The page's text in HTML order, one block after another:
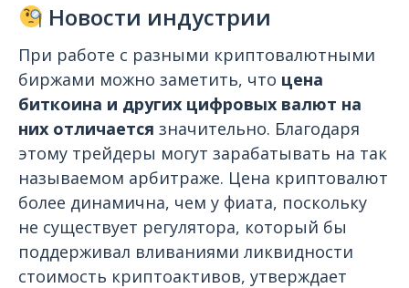
Новости индустрии
При работе с разными криптовалютными
биржами можно заметить, что цена
биткоина и других цифровых валют на
них отличается значительно. Благодаря
этому трейдеры могут зарабатывать на так
называемом арбитраже. Цена криптовалют
более динамична, чем у фиата, поскольку
не существует регулятора, который бы
поддерживал вливаниями ликвидности
стоимость криптоактивов, утверждает